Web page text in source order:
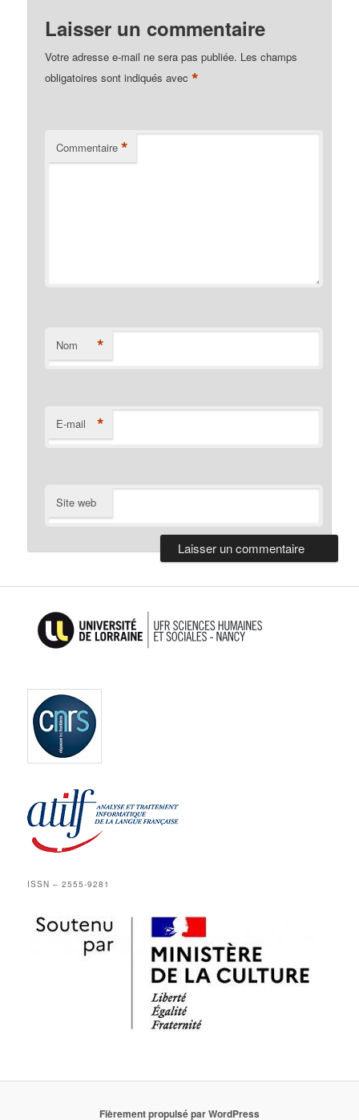
Laisser un commentaire
Votre adresse e-mail ne sera pas publiée. Les champs
obligatoires sont indiqués avec*
Commentaire *
Nom *
E-mail *
Site web
ISSN – 2555-9281
Fièrement propulsé par WordPress